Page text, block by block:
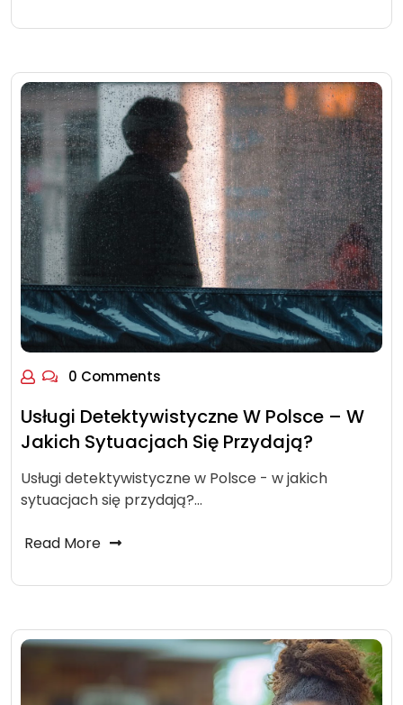
0 Comments
Usługi Detektywistyczne W Polsce – W
Jakich Sytuacjach Się Przydają?
Usługi detektywistyczne w Polsce - w jakich
sytuacjach się przydają?…
Read More